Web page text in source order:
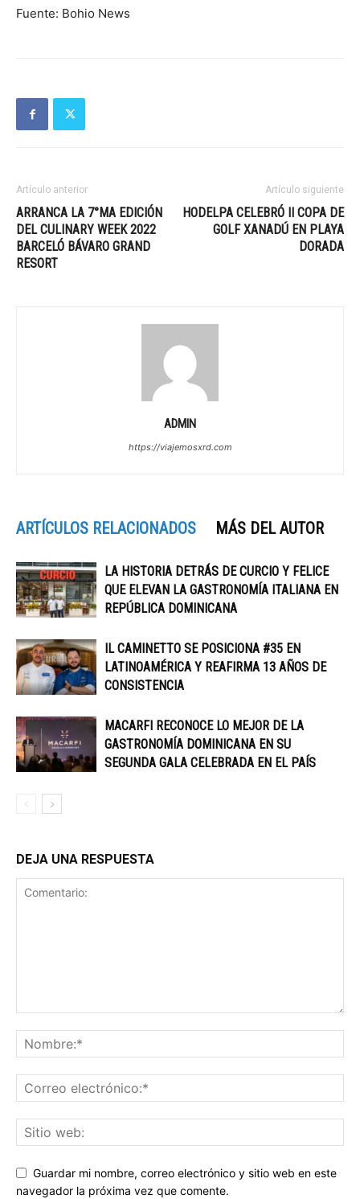
Fuente: Bohio News
Artículo anterior
ARRANCA LA 7°MA EDICIÓN
DEL CULINARY WEEK 2022
BARCELÓ BÁVARO GRAND
RESORT
Artículo siguiente
HODELPA CELEBRÓ II COPA DE
GOLF XANADÚ EN PLAYA
DORADA
ADMIN
https://viajemosxrd.com
ARTÍCULOS RELACIONADOS MÁS DEL AUTOR
LA HISTORIA DETRÁS DE CURCIO Y FELICE
QUE ELEVAN LA GASTRONOMÍA ITALIANA EN
REPÚBLICA DOMINICANA
IL CAMINETTO SE POSICIONA #35 EN
LATINOAMÉRICA Y REAFIRMA 13 AÑOS DE
CONSISTENCIA
MACARFI RECONOCE LO MEJOR DE LA
GASTRONOMÍA DOMINICANA EN SU
SEGUNDA GALA CELEBRADA EN EL PAÍS
DEJA UNA RESPUESTA
Guardar mi nombre, correo electrónico y sitio web en este
navegador la próxima vez que comente.